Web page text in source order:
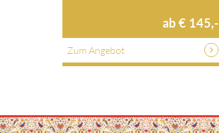
ab € 145,-
Zum Angebot